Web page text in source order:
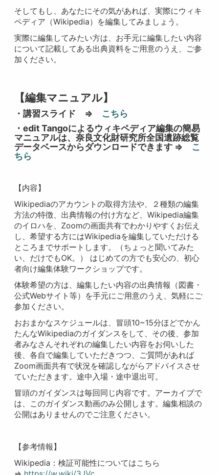
そしてもし、あなたにその気があれば、実際にウィキ
ペディア（Wikipedia）を編集してみましょう。
実際に編集してみたい方は、お手元に編集したい内容
について記載してある出典資料をご用意のうえ、ご参
加ください。
【編集マニュアル】
・講習スライド ⇒ こちら
・edit Tangoによるウィキペディア編集の簡易
マニュアルは、奈良文化財研究所全国遺跡総覧
データベースからダウンロードできます ⇒ こ
ちら
【内容】
Wikipediaのアカウントの取得方法や、２種類の編集
方法の特徴、出典情報の付け方など、Wikipedia編集
のイロハを、Zoomの画面共有でわかりやすくお伝え
し、希望する方にはWikipediaを編集していただける
ところまでサポートします。（ちょっと聞いてみた
い、だけでもOK。） はじめての方でも安心の、初心
者向け編集体験ワークショップです。
体験希望の方は、編集したい内容の出典情報（図書・
公式Webサイト等）を手元にご用意のうえ、気軽にご
参加ください。
おおまかなスケジュールは、冒頭10~15分ほどでかん
たんなWikipediaのガイダンスをして、その後、参加
者みなさんそれぞれの編集したい内容をお伺いした
後、各自で編集していただきつつ、ご質問があれば
Zoom画面共有で状況を確認しながらアドバイスさせ
ていただきます。途中入場・途中退出可。
冒頭のガイダンスは毎回同じ内容です。アーカイブで
は、このガイダンス動画のみ公開します。編集相談の
公開はありませんのでご注意ください。
【参考情報】
Wikipedia：検証可能性についてはこちら